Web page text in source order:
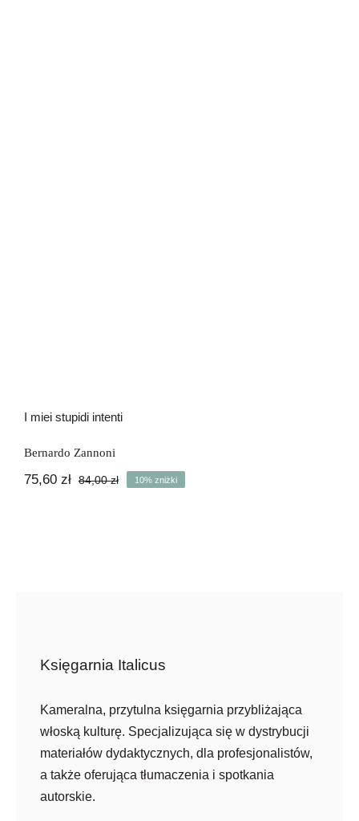
I miei stupidi intenti
Bernardo Zannoni
84,00złPierwotna
75,60 zł
Aktualna
10% zniżki
Księgarnia Italicus
Kameralna, przytulna księgarnia przybliżająca
włoską kulturę. Specjalizująca się w dystrybucji
materiałów dydaktycznych, dla profesjonalistów,
a także oferująca tłumaczenia i spotkania
autorskie.